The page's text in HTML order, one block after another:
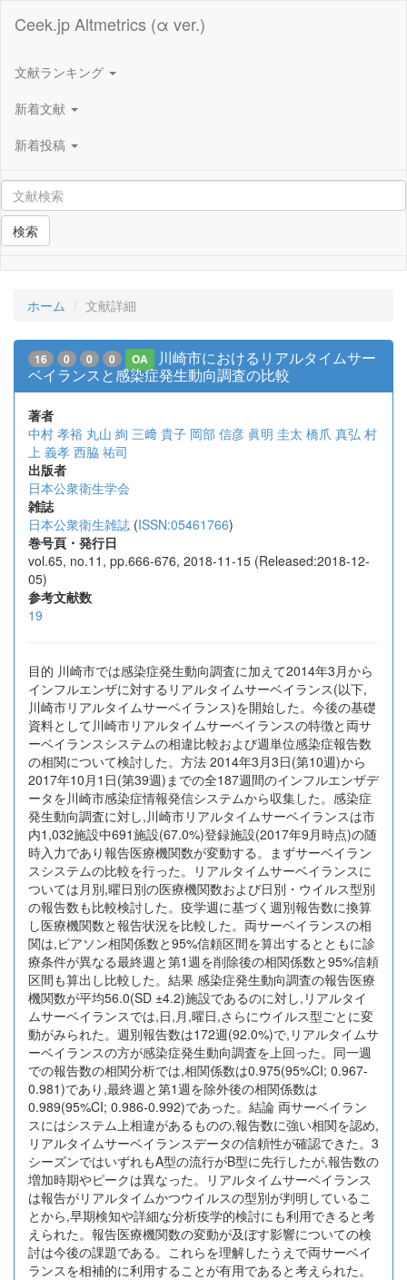
Ceek.jp Altmetrics (α ver.)
文献ランキング
新着文献
新着投稿
検索
ホーム 文献詳細
16 0 0 0 OA
川崎市におけるリアルタイムサー
ベイランスと感染症発生動向調査の比較
著者
中村 孝裕 丸山 絢 三﨑 貴子 岡部 信彦 眞明 圭太 橋爪 真弘 村
上 義孝 西脇 祐司
出版者
日本公衆衛生学会
雑誌
日本公衆衛生雑誌 (ISSN:05461766)
巻号頁・発行日
vol.65, no.11, pp.666-676, 2018-11-15 (Released:2018-12-
05)
参考文献数
19
目的 川崎市では感染症発生動向調査に加えて2014年3月から
インフルエンザに対するリアルタイムサーベイランス(以下,
川崎市リアルタイムサーベイランス)を開始した。今後の基礎
資料として川崎市リアルタイムサーベイランスの特徴と両サ
ーベイランスシステムの相違比較および週単位感染症報告数
の相関について検討した。方法 2014年3月3日(第10週)から
2017年10月1日(第39週)までの全187週間のインフルエンザデ
ータを川崎市感染症情報発信システムから収集した。感染症
発生動向調査に対し,川崎市リアルタイムサーベイランスは市
内1,032施設中691施設(67.0%)登録施設(2017年9月時点)の随
時入力であり報告医療機関数が変動する。まずサーベイラン
スシステムの比較を行った。リアルタイムサーベイランスに
ついては月別,曜日別の医療機関数および日別・ウイルス型別
の報告数も比較検討した。疫学週に基づく週別報告数に換算
し医療機関数と報告状況を比較した。両サーベイランスの相
関は,ピアソン相関係数と95%信頼区間を算出するとともに診
療条件が異なる最終週と第1週を削除後の相関係数と95%信頼
区間も算出し比較した。結果 感染症発生動向調査の報告医療
機関数が平均56.0(SD ±4.2)施設であるのに対し,リアルタイ
ムサーベイランスでは,日,月,曜日,さらにウイルス型ごとに変
動がみられた。週別報告数は172週(92.0%)で,リアルタイムサ
ーベイランスの方が感染症発生動向調査を上回った。同一週
での報告数の相関分析では,相関係数は0.975(95%CI; 0.967-
0.981)であり,最終週と第1週を除外後の相関係数は
0.989(95%CI; 0.986-0.992)であった。結論 両サーベイラン
スにはシステム上相違があるものの,報告数に強い相関を認め,
リアルタイムサーベイランスデータの信頼性が確認できた。3
シーズンではいずれもA型の流行がB型に先行したが,報告数の
増加時期やピークは異なった。リアルタイムサーベイランス
は報告がリアルタイムかつウイルスの型別が判明しているこ
とから,早期検知や詳細な分析疫学的検討にも利用できると考
えられた。報告医療機関数の変動が及ぼす影響についての検
討は今後の課題である。これらを理解したうえで両サーベイ
ランスを相補的に利用することが有用であると考えられた。